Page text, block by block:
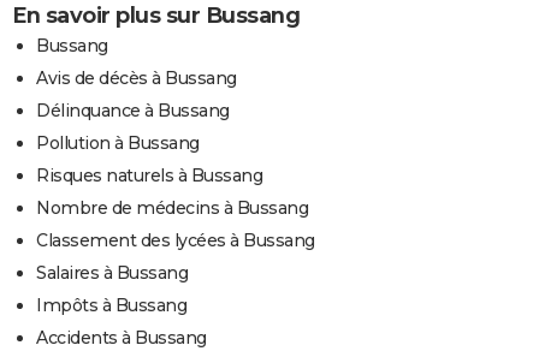
En savoir plus sur Bussang
Bussang
Avis de décès à Bussang
Délinquance à Bussang
Pollution à Bussang
Risques naturels à Bussang
Nombre de médecins à Bussang
Classement des lycées à Bussang
Salaires à Bussang
Impôts à Bussang
Accidents à Bussang